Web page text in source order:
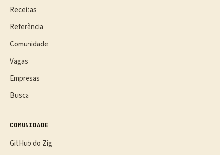
Receitas
Referência
Comunidade
Vagas
Empresas
Busca
COMUNIDADE
GitHub do Zig